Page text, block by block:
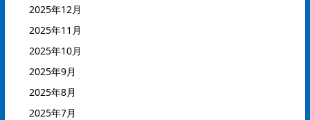
2025年12月
2025年11月
2025年10月
2025年9月
2025年8月
2025年7月